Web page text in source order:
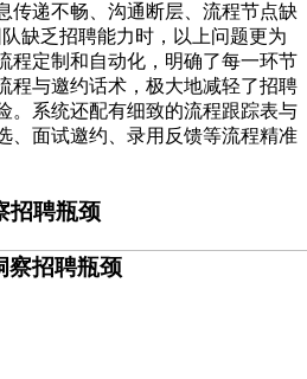
传递不畅、沟通断层、流程节点缺
缺乏招聘能力时，以上问题更为
程定制和自动化，明确了每一环节
程与邀约话术，极大地减轻了招聘
。系统还配有细致的流程跟踪表与
、面试邀约、录用反馈等流程精准
招聘瓶颈